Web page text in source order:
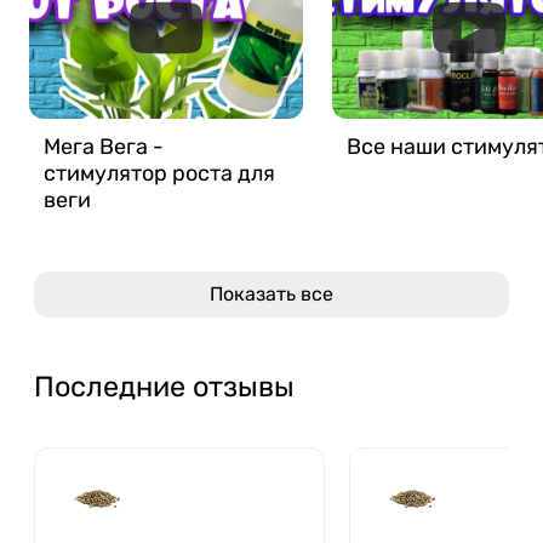
Мега Вега -
стимулятор роста для
веги
Все наши
Показать все
Последние отзывы